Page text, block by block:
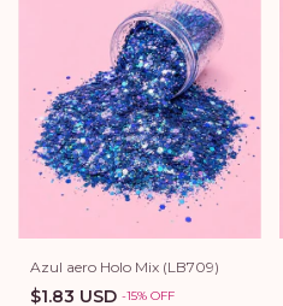
Azul aero Holo Mix (LB709)
$1.83 USD -15% OFF